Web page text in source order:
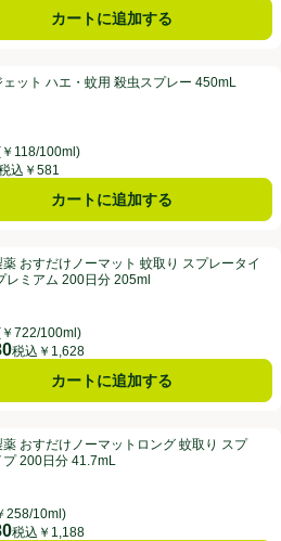
カートに追加する
スプレー 450mL
点。
ェット ハエ・蚊用 殺虫スプレー 450mL
118/100ml)
込￥581
カートに追加する
蚊取り スプレータイプ プロプレミア
点。
薬 おすだけノーマット 蚊取り スプレータイ
レミアム 200日分 205ml
722/100ml)
税込￥1,628
カートに追加する
ロング 蚊取り スプレータイプ 200日
点。
薬 おすだけノーマットロング 蚊取り スプ
プ 200日分 41.7mL
258/10ml)
税込￥1,188